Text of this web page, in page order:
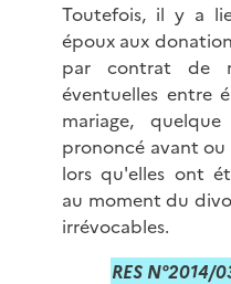
Toutefois, il y a
époux aux
par contrat de
éventuelles entre
mariage,
prononcé avant ou
lors qu'elles ont
au moment du
irrévocables.
RES N°2014/